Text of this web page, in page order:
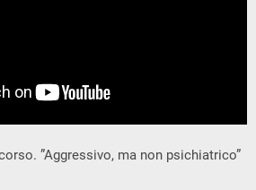
”Aggressivo, ma non psichiatrico”